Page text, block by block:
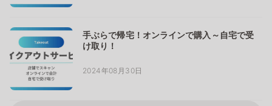
手ぶらで帰宅！オンラインで購入～自宅で受
け取り！
2024年08月30日